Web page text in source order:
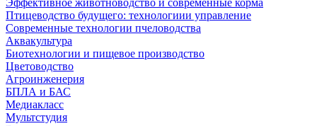
Эффективное животноводство и современные корма
Птицеводство будущего: технологиии управление
Современные технологии пчеловодства
Аквакультура
Биотехнологии и пищевое производство
Цветоводство
Агроинженерия
БПЛА и БАС
Медиакласс
Мультстудия